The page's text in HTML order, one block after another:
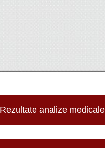
Rezultate analize medicale